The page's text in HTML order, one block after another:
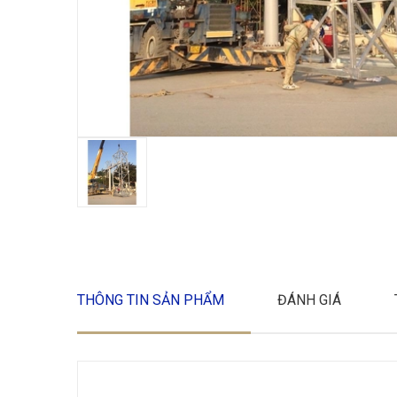
THÔNG TIN SẢN PHẨM ĐÁNH GIÁ